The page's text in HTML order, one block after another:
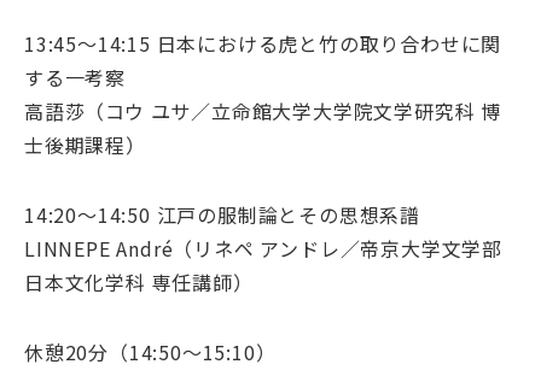
13:45～14:15 日本における虎と竹の取り合わせに関
する一考察
高語莎（コウ ユサ／立命館大学大学院文学研究科 博
士後期課程）
14:20～14:50 江戸の服制論とその思想系譜
LINNEPE André（リネペ アンドレ／帝京大学文学部
日本文化学科 専任講師）
休憩20分（14:50～15:10）